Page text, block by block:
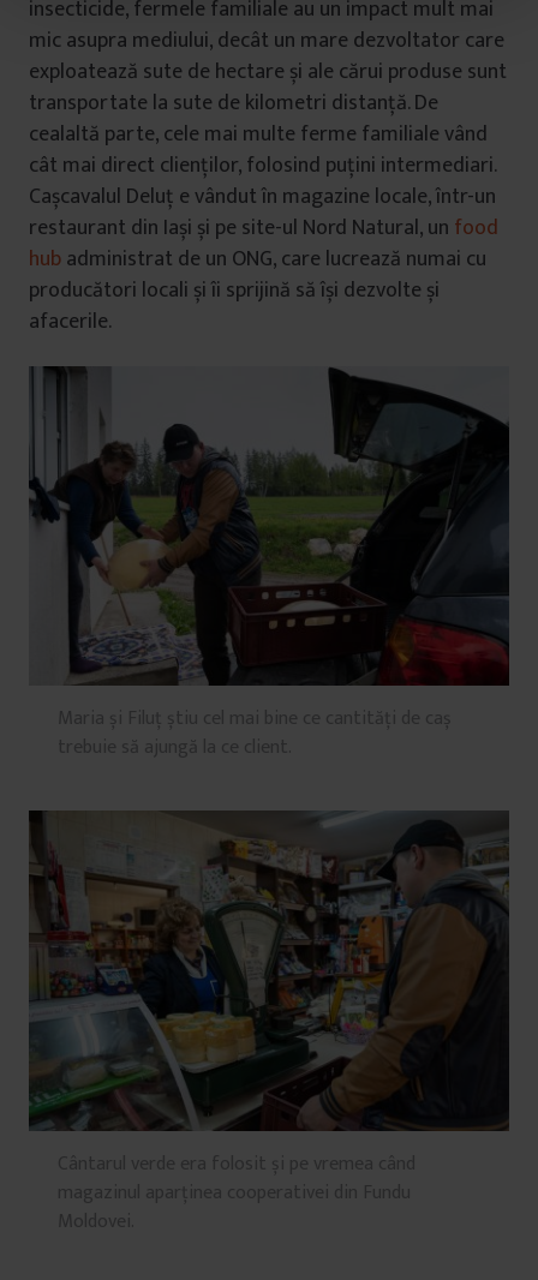
insecticide, fermele familiale au un impact mult mai
mic asupra mediului, decât un mare dezvoltator care
exploatează sute de hectare și ale cărui produse sunt
transportate la sute de kilometri distanță. De
cealaltă parte, cele mai multe ferme familiale vând
cât mai direct clienților, folosind puțini intermediari.
Cașcavalul Deluț e vândut în magazine locale, într-un
restaurant din Iași și pe site-ul Nord Natural, un food
hubadministrat de un ONG, care lucrează numai cu
producători locali și îi sprijină să își dezvolte și
afacerile.
Maria și Filuț știu cel mai bine ce cantități de caș
trebuie să ajungă la ce client.
Cântarul verde era folosit și pe vremea când
magazinul aparținea cooperativei din Fundu
Moldovei.